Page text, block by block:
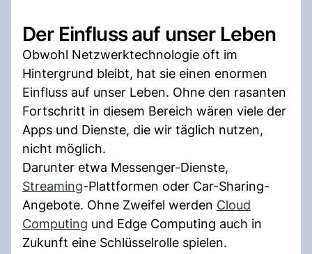
Der Einfluss auf unser Leben
Obwohl Netzwerktechnologie oft im
Hintergrund bleibt, hat sie einen enormen
Einfluss auf unser Leben. Ohne den rasanten
Fortschritt in diesem Bereich wären viele der
Apps und Dienste, die wir täglich nutzen,
nicht möglich.
Darunter etwa Messenger-Dienste,
Streaming-Plattformen oder Car-Sharing-
Angebote. Ohne Zweifel werden Cloud
Computing und Edge Computing auch in
Zukunft eine Schlüsselrolle spielen.